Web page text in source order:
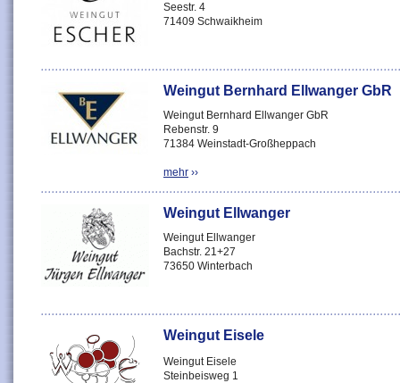
Seestr. 4
71409 Schwaikheim
Weingut Bernhard Ellwanger GbR
Weingut Bernhard Ellwanger GbR
Rebenstr. 9
71384 Weinstadt-Großheppach
mehr ››
Weingut Ellwanger
Weingut Ellwanger
Bachstr. 21+27
73650 Winterbach
Weingut Eisele
Weingut Eisele
Steinbeisweg 1